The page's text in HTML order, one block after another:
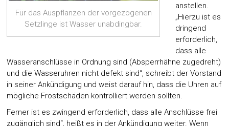
Für das Auspflanzen der vorgezogenen
Setzlinge ist Wasser unabdingbar.
anstellen.
„Hierzu ist es
dringend
erforderlich,
dass alle
Wasseranschlüsse in Ordnung sind (Absperrhähne zugedreht)
und die Wasseruhren nicht defekt sind“, schreibt der Vorstand
in seiner Ankündigung und weist darauf hin, dass die Uhren auf
mögliche Frostschäden kontrolliert werden sollten.
Ferner ist es zwingend erforderlich, dass alle Anschlüsse frei
zugänglich sind“, heißt es in der Ankündigung weiter. Wenn